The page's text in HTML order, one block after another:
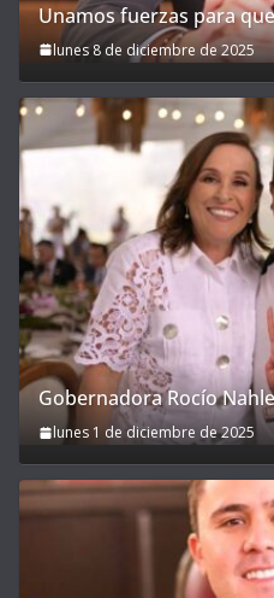
Unamos fuerzas para
lunes 8 de diciembre de 2025
Gobernadora Rocío
lunes 1 de diciembre de 2025